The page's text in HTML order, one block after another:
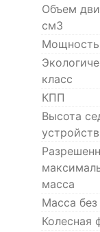
Объем
см3
класс
КПП
Высота
масса
Масса без
Колесная